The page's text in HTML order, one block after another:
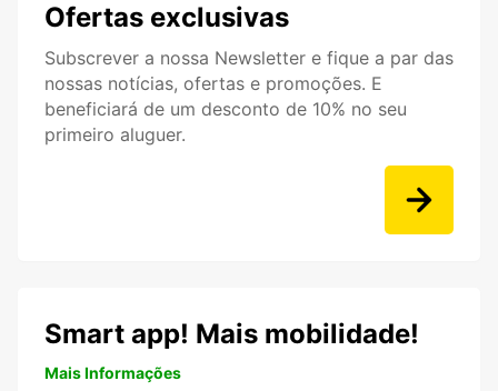
Ofertas exclusivas
Subscrever a nossa Newsletter e fique a par das
nossas notícias, ofertas e promoções. E
beneficiará de um desconto de 10% no seu
primeiro aluguer.
Smart app! Mais mobilidade!
Mais Informações